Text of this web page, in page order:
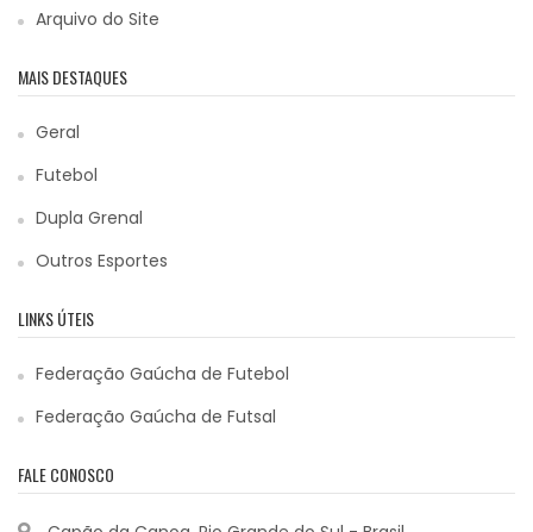
Arquivo do Site
MAIS DESTAQUES
Geral
Futebol
Dupla Grenal
Outros Esportes
LINKS ÚTEIS
Federação Gaúcha de Futebol
Federação Gaúcha de Futsal
FALE CONOSCO